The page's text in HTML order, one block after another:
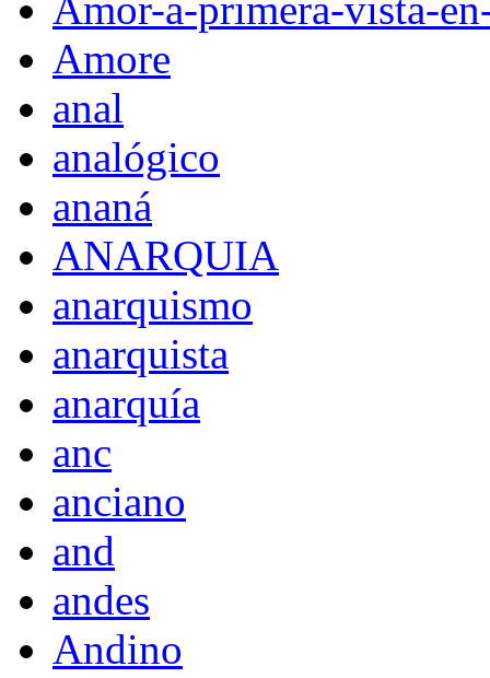
Amor-a-primera-vista-
Amore
anal
analógico
ananá
ANARQUIA
anarquismo
anarquista
anarquía
anc
anciano
and
andes
Andino